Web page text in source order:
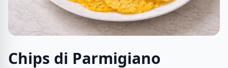
Chips di Parmigiano